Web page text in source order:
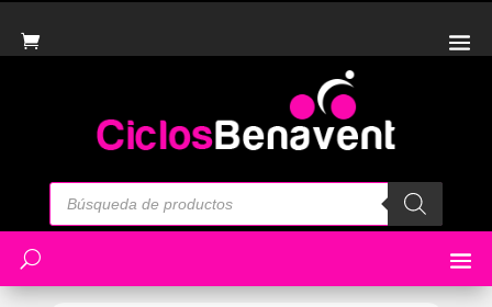
Búsqueda
de